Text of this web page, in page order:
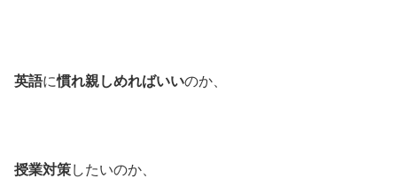
英語に慣れ親しめればいいのか、
授業対策したいのか、